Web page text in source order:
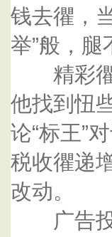
钱去忂，
举”般，
精彩忂
他找到忸
论“标王”
税收忂递
改动。
广告投